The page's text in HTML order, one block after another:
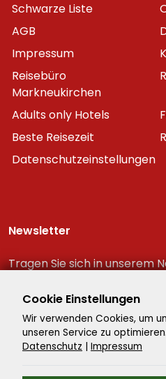
Schwarze Liste
AGB
Impressum
Reisebüro
Markneukirchen
Adults only Hotels
Beste Reisezeit
Datenschutzeinstellungen
Newsletter
Tragen Sie sich in unserem
Reiseschnäppchen!
Cookie Einstellungen
Wir verwenden Cookies, um
unseren Service zu optimieren.
Datenschutz | Impressum